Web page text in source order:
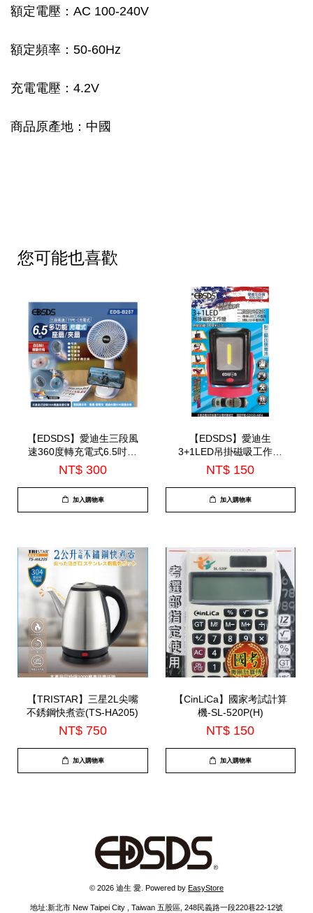
額定電壓：AC 100-240V
額定頻率：50-60Hz
充電電壓：4.2V
商品原產地：中國
您可能也喜歡
【EDSDS】愛迪生三段風
速360度轉充電式6.5吋座
扇/夾扇(EDS-B257)
NT$ 300
加入購物車
【EDSDS】愛迪生
3+1LED吊掛磁吸工作燈
(EDS-G637)
NT$ 150
加入購物車
【TRISTAR】三星2L尖嘴
不銹鋼快煮壼(TS-HA205)
NT$ 750
加入購物車
【CinLiCa】國家考試計算
機-SL-520P(H)
NT$ 150
加入購物車
© 2026 迪生 愛. Powered by EasyStore
地址:新北市 New Taipei City , Taiwan 五股區, 248民義路一段220巷22-12號